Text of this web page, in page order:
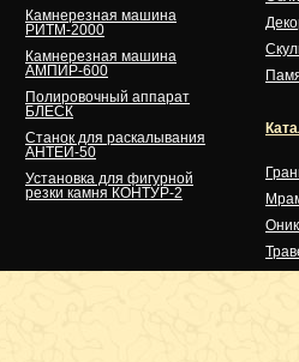
Камнерезная машина
РИТМ-2000
Камнерезная машина
АМПИР-600
Полировочный аппарат
БЛЕСК
Станок для раскалывания
АНТЕЙ-50
Установка для фигурной
резки камня КОНТУР-2